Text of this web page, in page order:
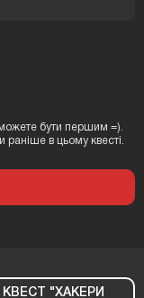
бути першим =).
в цьому квесті.
"ХАКЕРИ